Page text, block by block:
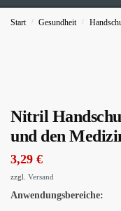
Start / Gesundheit /
Nitril
und den
3,29 €
zzgl. Versand
Anwendungsbereiche: